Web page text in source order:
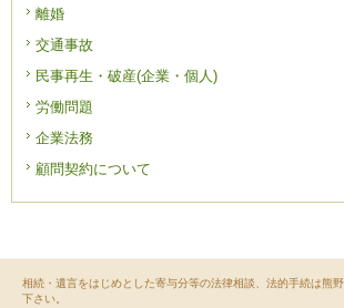
離婚
交通事故
民事再生・破産(企業・個人)
労働問題
企業法務
顧問契約について
相続・遺言をはじめとした寄与分等の法律相談、法的手続は熊
下さい。